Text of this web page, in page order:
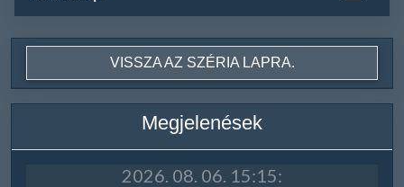
VISSZA AZ SZÉRIA LAPRA.
Megjelenések